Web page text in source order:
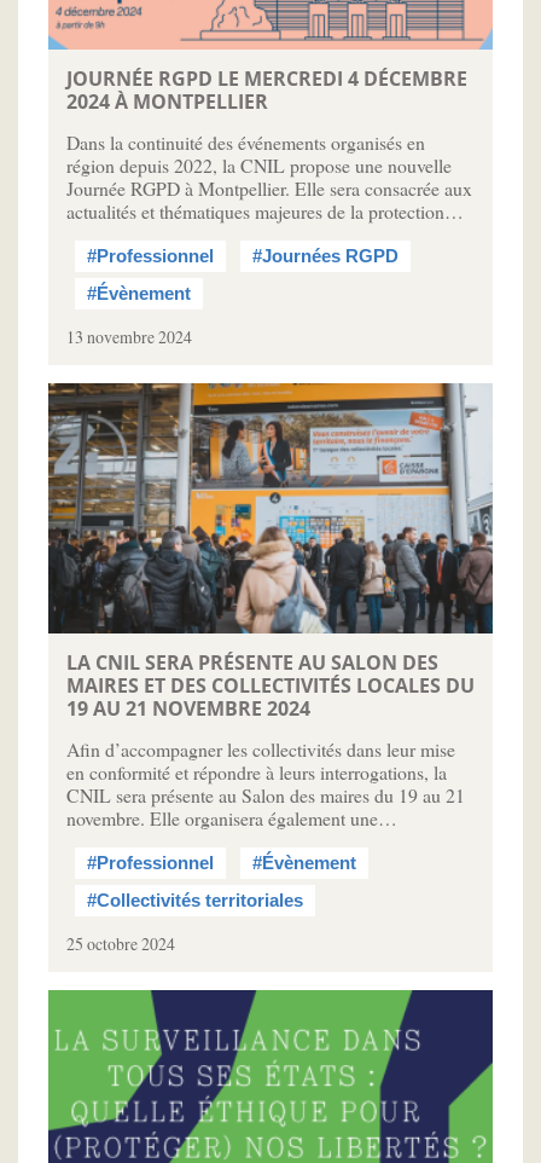
JOURNÉE RGPD LE MERCREDI 4 DÉCEMBRE
2024 À MONTPELLIER
Dans la continuité des événements organisés en
région depuis 2022, la CNIL propose une nouvelle
Journée RGPD à Montpellier. Elle sera consacrée aux
actualités et thématiques majeures de la protection…
#Professionnel
#Journées RGPD
#Évènement
13 novembre 2024
LA CNIL SERA PRÉSENTE AU SALON DES
MAIRES ET DES COLLECTIVITÉS LOCALES DU
19 AU 21 NOVEMBRE 2024
Afin d’accompagner les collectivités dans leur mise
en conformité et répondre à leurs interrogations, la
CNIL sera présente au Salon des maires du 19 au 21
novembre. Elle organisera également une…
#Professionnel
#Évènement
#Collectivités territoriales
25 octobre 2024